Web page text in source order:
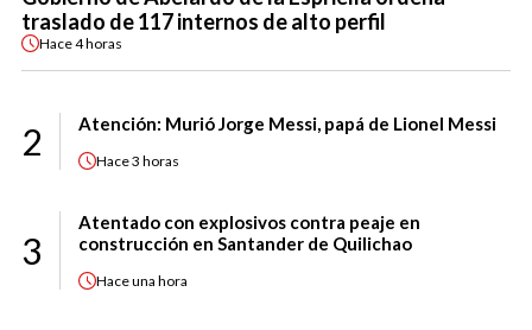
traslado de 117 internos de alto perfil
Hace4 horas
2 Atención: Murió Jorge Messi, papá de Lionel Messi
Hace3 horas
3
Atentado con explosivos contra peaje en
construcción en Santander de Quilichao
Haceuna hora